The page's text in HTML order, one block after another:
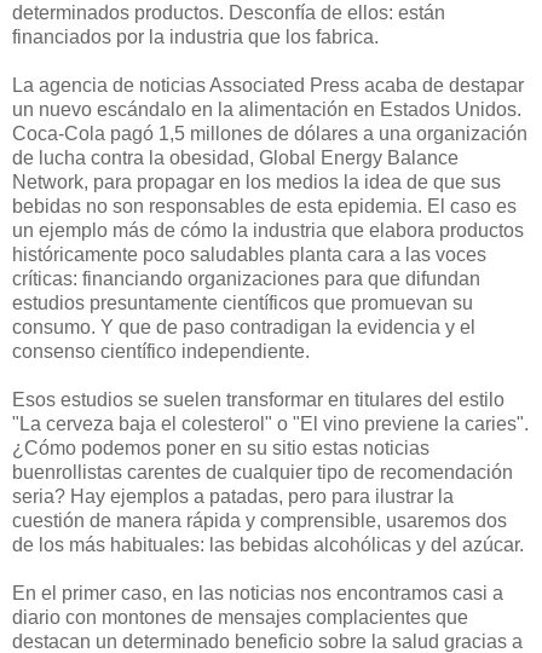
determinados productos. Desconfía de ellos: están
financiados por la industria que los fabrica.
La agencia de noticias Associated Press acaba de destapar
un nuevo escándalo en la alimentación en Estados Unidos.
Coca-Cola pagó 1,5 millones de dólares a una organización
de lucha contra la obesidad, Global Energy Balance
Network, para propagar en los medios la idea de que sus
bebidas no son responsables de esta epidemia. El caso es
un ejemplo más de cómo la industria que elabora productos
históricamente poco saludables planta cara a las voces
críticas: financiando organizaciones para que difundan
estudios presuntamente científicos que promuevan su
consumo. Y que de paso contradigan la evidencia y el
consenso científico independiente.
Esos estudios se suelen transformar en titulares del estilo
"La cerveza baja el colesterol" o "El vino previene la caries".
¿Cómo podemos poner en su sitio estas noticias
buenrollistas carentes de cualquier tipo de recomendación
seria? Hay ejemplos a patadas, pero para ilustrar la
cuestión de manera rápida y comprensible, usaremos dos
de los más habituales: las bebidas alcohólicas y del azúcar.
En el primer caso, en las noticias nos encontramos casi a
diario con montones de mensajes complacientes que
destacan un determinado beneficio sobre la salud gracias a